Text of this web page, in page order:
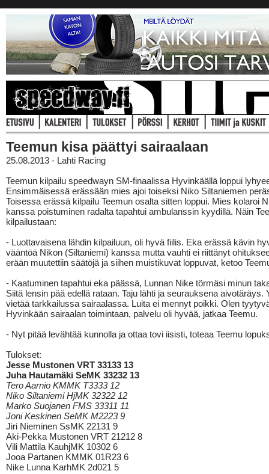
Teemun kisa päättyi sairaalaan
25.08.2013 - Lahti Racing
Teemun kilpailu speedwayn SM-finaalissa Hyvinkäällä loppui
Ensimmäisessä erässään mies ajoi toiseksi Niko Siltaniemen
Toisessa erässä kilpailu Teemun osalta sitten loppui. Mies kolaroi
kanssa poistuminen radalta tapahtui ambulanssin kyydillä. Näin
kilpailustaan:
- Luottavaisena lähdin kilpailuun, oli hyvä fiilis. Eka erässä kävin
vääntöä Nikon (Siltaniemi) kanssa mutta vauhti ei riittänyt
erään muutettiin säätöjä ja siihen muistikuvat loppuvat, ketoo
- Kaatuminen tapahtui eka päässä, Lunnan Nike törmäsi minun
Siitä lensin pää edellä rataan. Taju lähti ja seurauksena aivotäräys.
vietää tarkkailussa sairaalassa. Luita ei mennyt poikki. Olen
Hyvinkään sairaalan toimintaan, palvelu oli hyvää, jatkaa Teemu.
- Nyt pitää levähtää kunnolla ja ottaa tovi iisisti, toteaa Teemu
Tulokset:
Jesse Mustonen VRT 33133 13
Juha Hautamäki SeMK 33232 13
Tero Aarnio KMMK T3333 12
Niko Siltaniemi HjMK 32322 12
Marko Suojanen FMS 33311 11
Joni Keskinen SeMK M2223 9
Jiri Nieminen SsMK 22131 9
Aki-Pekka Mustonen VRT 21212 8
Vili Mattila KauhjMK 10302 6
Jooa Partanen KMMK 01R23 6
Nike Lunna KarhMK 2d021 5